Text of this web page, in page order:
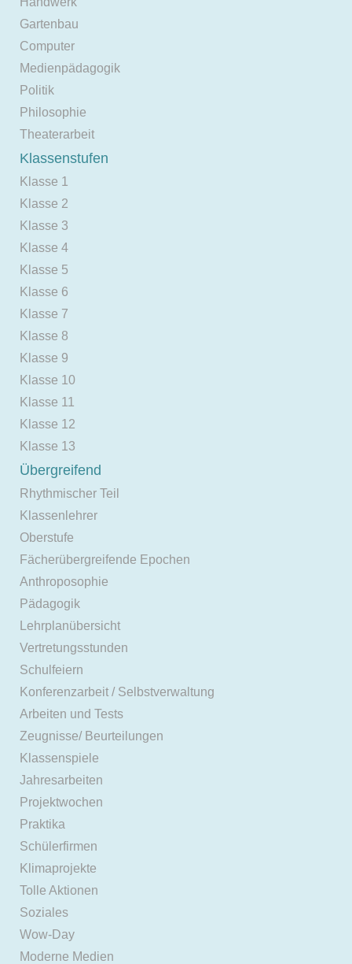
Gartenbau
Computer
Medienpädagogik
Politik
Philosophie
Theaterarbeit
Klassenstufen
Klasse 1
Klasse 2
Klasse 3
Klasse 4
Klasse 5
Klasse 6
Klasse 7
Klasse 8
Klasse 9
Klasse 10
Klasse 11
Klasse 12
Klasse 13
Übergreifend
Rhythmischer Teil
Klassenlehrer
Oberstufe
Fächerübergreifende Epochen
Anthroposophie
Pädagogik
Lehrplanübersicht
Vertretungsstunden
Schulfeiern
Konferenzarbeit / Selbstverwaltung
Arbeiten und Tests
Zeugnisse/ Beurteilungen
Klassenspiele
Jahresarbeiten
Projektwochen
Praktika
Schülerfirmen
Klimaprojekte
Tolle Aktionen
Soziales
Wow-Day
Moderne Medien